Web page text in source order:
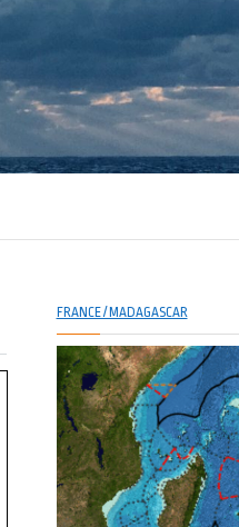
FRANCE / MADAGASCAR